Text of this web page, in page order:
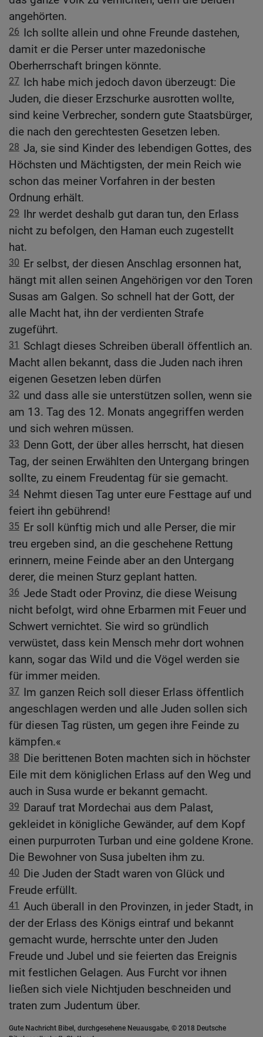
angehörten.
26 Ich sollte allein und ohne Freunde dastehen,
damit er die Perser unter mazedonische
Oberherrschaft bringen könnte.
27 Ich habe mich jedoch davon überzeugt: Die
Juden, die dieser Erzschurke ausrotten wollte,
sind keine Verbrecher, sondern gute Staatsbürger,
die nach den gerechtesten Gesetzen leben.
28 Ja, sie sind Kinder des lebendigen Gottes, des
Höchsten und Mächtigsten, der mein Reich wie
schon das meiner Vorfahren in der besten
Ordnung erhält.
29 Ihr werdet deshalb gut daran tun, den Erlass
nicht zu befolgen, den Haman euch zugestellt
hat.
30 Er selbst, der diesen Anschlag ersonnen hat,
hängt mit allen seinen Angehörigen vor den Toren
Susas am Galgen. So schnell hat der Gott, der
alle Macht hat, ihn der verdienten Strafe
zugeführt.
31
Schlagt dieses Schreiben überall öffentlich an.
Macht allen bekannt, dass die Juden nach ihren
eigenen Gesetzen leben dürfen
32 und dass alle sie unterstützen sollen, wenn sie
am 13. Tag des 12. Monats angegriffen werden
und sich wehren müssen.
33 Denn Gott, der über alles herrscht, hat diesen
Tag, der seinen Erwählten den Untergang bringen
sollte, zu einem Freudentag für sie gemacht.
34 Nehmt diesen Tag unter eure Festtage auf und
feiert ihn gebührend!
35 Er soll künftig mich und alle Perser, die mir
treu ergeben sind, an die geschehene Rettung
erinnern, meine Feinde aber an den Untergang
derer, die meinen Sturz geplant hatten.
36 Jede Stadt oder Provinz, die diese Weisung
nicht befolgt, wird ohne Erbarmen mit Feuer und
Schwert vernichtet. Sie wird so gründlich
verwüstet, dass kein Mensch mehr dort wohnen
kann, sogar das Wild und die Vögel werden sie
für immer meiden.
37 Im ganzen Reich soll dieser Erlass öffentlich
angeschlagen werden und alle Juden sollen sich
für diesen Tag rüsten, um gegen ihre Feinde zu
kämpfen.«
38 Die berittenen Boten machten sich in höchster
Eile mit dem königlichen Erlass auf den Weg und
auch in Susa wurde er bekannt gemacht.
39 Darauf trat Mordechai aus dem Palast,
gekleidet in königliche Gewänder, auf dem Kopf
einen purpurroten Turban und eine goldene Krone.
Die Bewohner von Susa jubelten ihm zu.
40 Die Juden der Stadt waren von Glück und
Freude erfüllt.
41 Auch überall in den Provinzen, in jeder Stadt, in
der der Erlass des Königs eintraf und bekannt
gemacht wurde, herrschte unter den Juden
Freude und Jubel und sie feierten das Ereignis
mit festlichen Gelagen. Aus Furcht vor ihnen
ließen sich viele Nichtjuden beschneiden und
traten zum Judentum über.
Gute Nachricht Bibel, durchgesehene Neuausgabe, © 2018 Deutsche